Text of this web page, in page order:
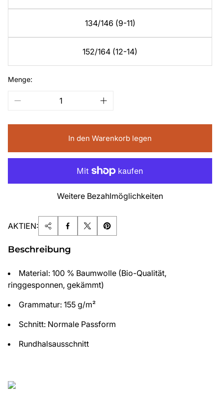
134/146 (9-11)
152/164 (12-14)
Menge:
In den Warenkorb legen
Weitere Bezahlmöglichkeiten
AKTIEN:
Beschreibung
Material: 100 % Baumwolle (Bio-Qualität,
ringgesponnen, gekämmt)
Grammatur: 155 g/m²
Schnitt: Normale Passform
Rundhalsausschnitt